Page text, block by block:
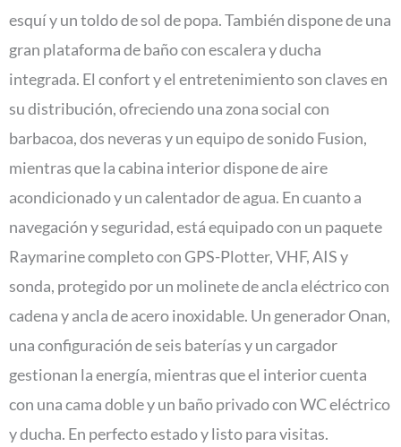
esquí y un toldo de sol de popa. También dispone de una
gran plataforma de baño con escalera y ducha
integrada. El confort y el entretenimiento son claves en
su distribución, ofreciendo una zona social con
barbacoa, dos neveras y un equipo de sonido Fusion,
mientras que la cabina interior dispone de aire
acondicionado y un calentador de agua. En cuanto a
navegación y seguridad, está equipado con un paquete
Raymarine completo con GPS-Plotter, VHF, AIS y
sonda, protegido por un molinete de ancla eléctrico con
cadena y ancla de acero inoxidable. Un generador Onan,
una configuración de seis baterías y un cargador
gestionan la energía, mientras que el interior cuenta
con una cama doble y un baño privado con WC eléctrico
y ducha. En perfecto estado y listo para visitas.